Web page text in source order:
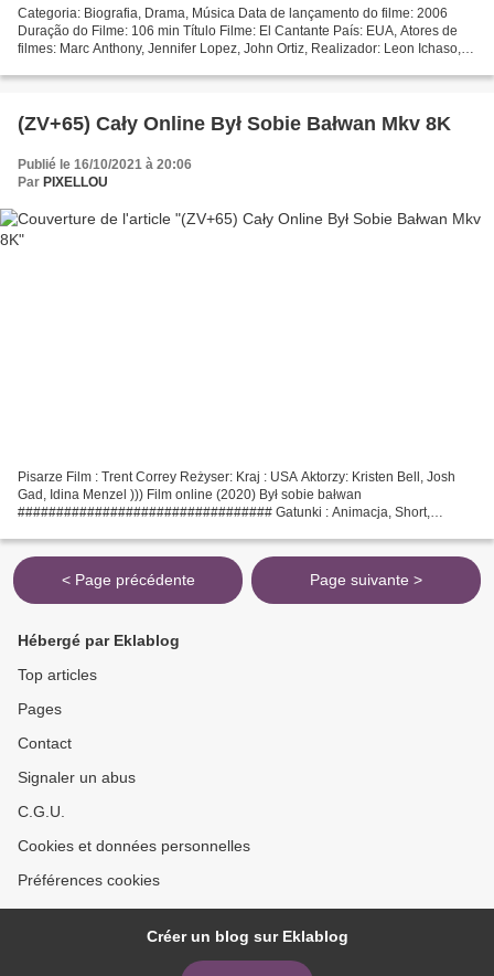
Categoria: Biografia, Drama, Música Data de lançamento do filme: 2006
Duração do Filme: 106 min Título Filme: El Cantante País: EUA, Atores de
filmes: Marc Anthony, Jennifer Lopez, John Ortiz, Realizador: Leon Ichaso,
(ZV+65) Cały Online Był Sobie Bałwan Mkv 8K
Publié le 16/10/2021 à 20:06
Par PIXELLOU
Pisarze Film : Trent Correy Reżyser: Kraj : USA Aktorzy: Kristen Bell, Josh
Gad, Idina Menzel ))) Film online (2020) Był sobie bałwan
################################# Gatunki : Animacja, Short,
< Page précédente Page suivante >
Hébergé par Eklablog
Top articles
Pages
Contact
Signaler un abus
C.G.U.
Cookies et données personnelles
Préférences cookies
Créer un blog sur Eklablog